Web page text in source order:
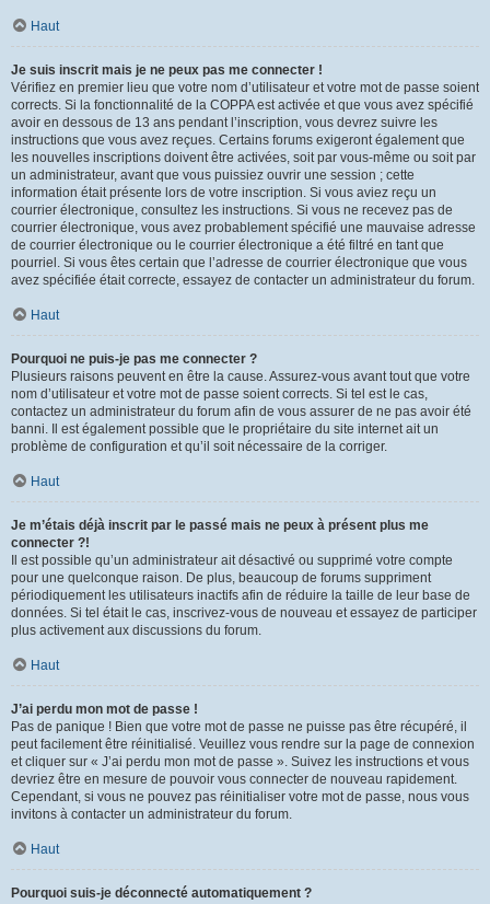
Haut
Je suis inscrit mais je ne peux pas me connecter !
Vérifiez en premier lieu que votre nom d’utilisateur et votre mot de passe soient
corrects. Si la fonctionnalité de la COPPA est activée et que vous avez spécifié
avoir en dessous de 13 ans pendant l’inscription, vous devrez suivre les
instructions que vous avez reçues. Certains forums exigeront également que
les nouvelles inscriptions doivent être activées, soit par vous-même ou soit par
un administrateur, avant que vous puissiez ouvrir une session ; cette
information était présente lors de votre inscription. Si vous aviez reçu un
courrier électronique, consultez les instructions. Si vous ne recevez pas de
courrier électronique, vous avez probablement spécifié une mauvaise adresse
de courrier électronique ou le courrier électronique a été filtré en tant que
pourriel. Si vous êtes certain que l’adresse de courrier électronique que vous
avez spécifiée était correcte, essayez de contacter un administrateur du forum.
Haut
Pourquoi ne puis-je pas me connecter ?
Plusieurs raisons peuvent en être la cause. Assurez-vous avant tout que votre
nom d’utilisateur et votre mot de passe soient corrects. Si tel est le cas,
contactez un administrateur du forum afin de vous assurer de ne pas avoir été
banni. Il est également possible que le propriétaire du site internet ait un
problème de configuration et qu’il soit nécessaire de la corriger.
Haut
Je m’étais déjà inscrit par le passé mais ne peux à présent plus me
connecter ?!
Il est possible qu’un administrateur ait désactivé ou supprimé votre compte
pour une quelconque raison. De plus, beaucoup de forums suppriment
périodiquement les utilisateurs inactifs afin de réduire la taille de leur base de
données. Si tel était le cas, inscrivez-vous de nouveau et essayez de participer
plus activement aux discussions du forum.
Haut
J’ai perdu mon mot de passe !
Pas de panique ! Bien que votre mot de passe ne puisse pas être récupéré, il
peut facilement être réinitialisé. Veuillez vous rendre sur la page de connexion
et cliquer sur « J’ai perdu mon mot de passe ». Suivez les instructions et vous
devriez être en mesure de pouvoir vous connecter de nouveau rapidement.
Cependant, si vous ne pouvez pas réinitialiser votre mot de passe, nous vous
invitons à contacter un administrateur du forum.
Haut
Pourquoi suis-je déconnecté automatiquement ?